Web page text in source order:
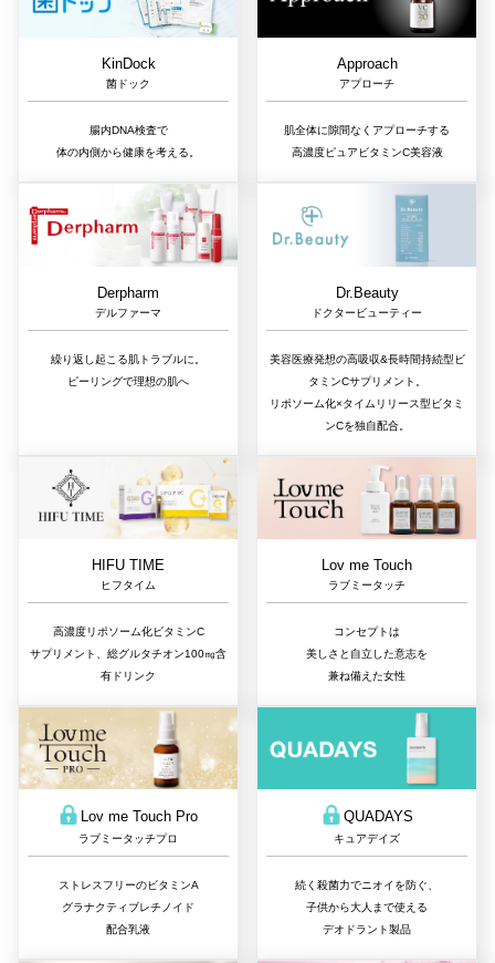
KinDock
菌ドック
腸内DNA検査で
体の内側から健康を考える。
Approach
アプローチ
肌全体に隙間なくアプローチする
高濃度ピュアビタミンC美容液
Derpharm
デルファーマ
繰り返し起こる肌トラブルに。
ピーリングで理想の肌へ
Dr.Beauty
ドクタービューティー
美容医療発想の高吸収&長時間持続型ビ
タミンCサプリメント。
リポソーム化×タイムリリース型ビタミ
ンCを独自配合。
HIFU TIME
ヒフタイム
高濃度リポソーム化ビタミンC
サプリメント、総グルタチオン100㎎含
有ドリンク
Lov me Touch
ラブミータッチ
コンセプトは
美しさと自立した意志を
兼ね備えた女性
Lov me Touch Pro
ラブミータッチプロ
ストレスフリーのビタミンA
グラナクティブレチノイド
配合乳液
QUADAYS
キュアデイズ
続く殺菌力でニオイを防ぐ、
子供から大人まで使える
デオドラント製品